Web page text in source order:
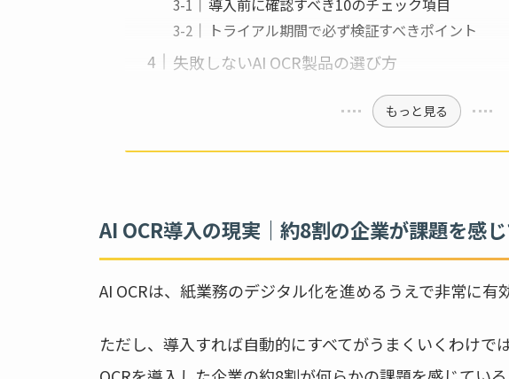
トライアル期間で必ず検証すべきポイント
失敗しないAI OCR製品の選び方
もっと見る
AI OCR導入の現実｜約8割の企業が課題を感
AI OCRは、紙業務のデジタル化を進めるうえで非常に有
ただし、導入すれば自動的にすべてがうまくいくわけで